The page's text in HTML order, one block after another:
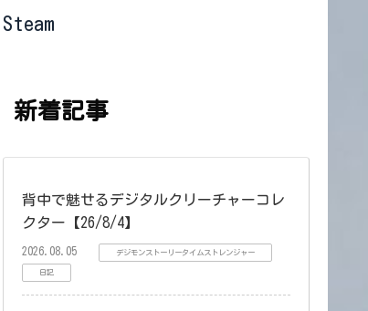
Steam
新着記事
背中で魅せるデジタルクリーチャーコレ
クター【26/8/4】
2026.08.05 デジモンストーリータイムストレンジャー
日記